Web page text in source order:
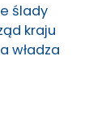
ślady
kraju
władza